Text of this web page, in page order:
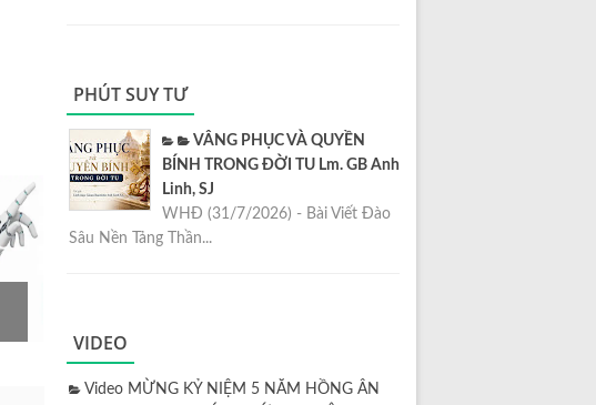
PHÚT SUY TƯ
VÂNG PHỤC VÀ QUYỀN
BÍNH TRONG ĐỜI TU Lm. GB Anh
Linh, SJ
WHĐ (31/7/2026) - Bài Viết Đào
Sâu Nền Tảng Thần...
VIDEO
Video MỪNG KỶ NIỆM 5 NĂM HỒNG ÂN